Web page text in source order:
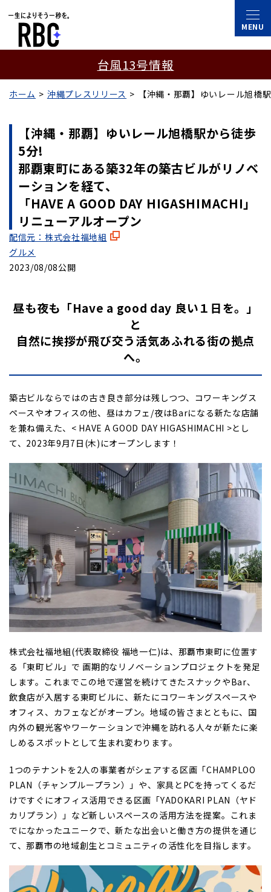
台風13号情報
ホーム 沖縄プレスリリース 【沖縄・那覇】ゆいレール旭橋
【沖縄・那覇】ゆいレール旭橋駅から徒歩
5分!
那覇東町にある築32年の築古ビルがリノベ
ーションを経て、
「HAVE A GOOD DAY HIGASHIMACHI」
リニューアルオープン
配信元：株式会社福地組
グルメ
2023/08/08公開
昼も夜も「Have a good day 良い１日を。」
と
自然に挨拶が飛び交う活気あふれる街の拠点
へ。
築古ビルならではの古き良き部分は残しつつ、コワーキングス
ペースやオフィスの他、昼はカフェ/夜はBarになる新たな店舗
を兼ね備えた、< HAVE A GOOD DAY HIGASHIMACHI >とし
て、2023年9月7日(木)にオープンします！
株式会社福地組(代表取締役 福地一仁)は、那覇市東町に位置す
る「東町ビル」で 画期的なリノベーションプロジェクトを発足
します。これまでこの地で運営を続けてきたスナックやBar、
飲食店が入居する東町ビルに、新たにコワーキングスペースや
オフィス、カフェなどがオープン。地域の皆さまとともに、国
内外の観光客やワーケーションで沖縄を訪れる人々が新たに楽
しめるスポットとして生まれ変わります。
1つのテナントを2人の事業者がシェアする区画「CHAMPLOO
PLAN（チャンプループラン）」や、家具とPCを持ってくるだ
けですぐにオフィス活用できる区画「YADOKARI PLAN（ヤド
カリプラン）」など新しいスペースの活用方法を提案。これま
でになかったユニークで、新たな出会いと働き方の提供を通じ
て、那覇市の地域創生とコミュニティの活性化を目指します。